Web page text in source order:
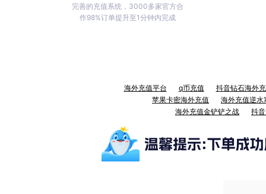
完善的充值系统，3000多家官方合
作98%订单提升至1分钟内完成
海外充值平台 q币充值
抖音钻石海外
苹果卡密海外充值
海外充值逆水
海外充值金铲铲之战
抖